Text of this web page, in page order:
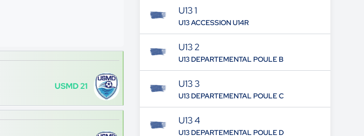
USMD 21
U13 1
U13 ACCESSION U14R
U13 2
U13 DEPARTEMENTAL POULE B
U13 3
U13 DEPARTEMENTAL POULE C
U13 4
U13 DEPARTEMENTAL POULE D